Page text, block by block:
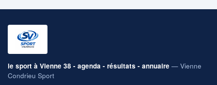
le sport à Vienne 38 - agenda - résultats - annuaire — Vienne
Condrieu Sport